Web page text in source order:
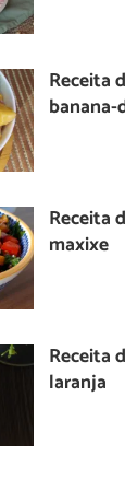
Receita
Receita
maxixe
Receita
laranja